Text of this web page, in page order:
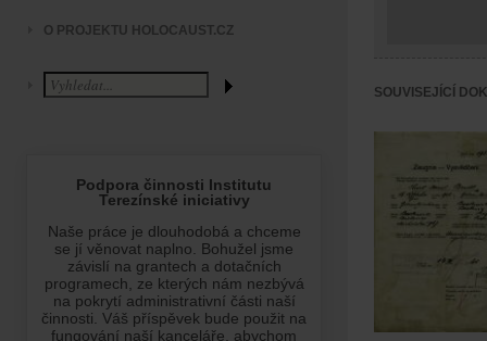
O PROJEKTU HOLOCAUST.CZ
SOUVISEJÍCÍ